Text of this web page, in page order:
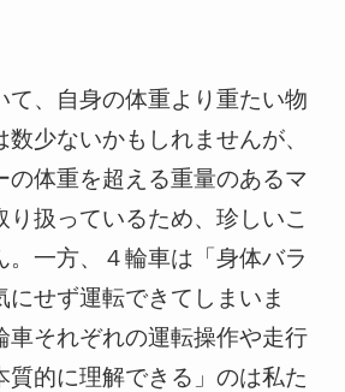
て、自身の体重より重たい物
少ないかもしれませんが、
の体重を超える重量のあるマ
り扱っているため、珍しいこ
。一方、４輪車は「身体バラ
にせず運転できてしまいま
車それぞれの運転操作や走行
質的に理解できる」のは私た